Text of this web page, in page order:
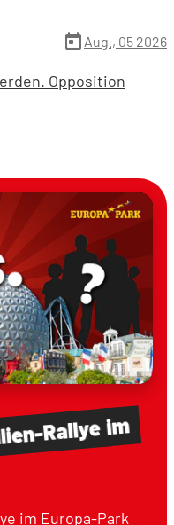
today Aug., 05 2026
Opposition
Rallyeim
im Europa-Park